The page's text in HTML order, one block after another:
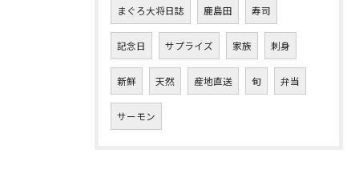
まぐろ大将日誌 鹿島田 寿司
記念日 サプライズ 家族 刺身
新鮮 天然 産地直送 旬 弁当
サーモン